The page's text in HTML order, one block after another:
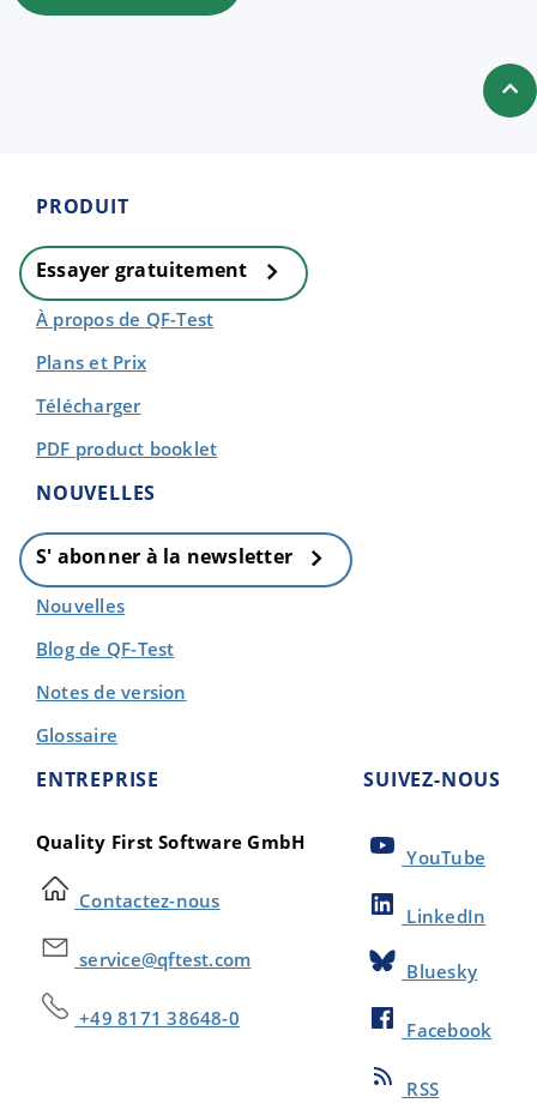
PRODUIT
Essayer gratuitement
À propos de QF-Test
Plans et Prix
Télécharger
PDF product booklet
NOUVELLES
S' abonner à la newsletter
Nouvelles
Blog de QF-Test
Notes de version
Glossaire
ENTREPRISE
Quality First Software GmbH
Contactez-nous
service@qftest.com
+49 8171 38648-0
SUIVEZ-NOUS
YouTube
LinkedIn
Bluesky
Facebook
RSS